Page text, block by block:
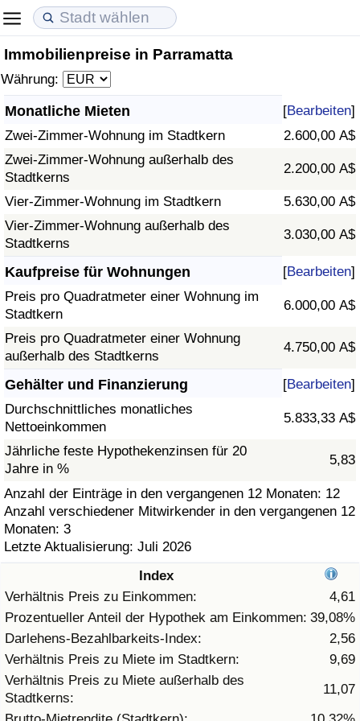
Immobilienpreise in Parramatta
Währung:
Monatliche Mieten [Bearbeiten]
Zwei-Zimmer-Wohnung im Stadtkern
2.600,00 A$
Zwei-Zimmer-Wohnung außerhalb des
Stadtkerns
2.200,00 A$
Vier-Zimmer-Wohnung im Stadtkern
5.630,00 A$
Vier-Zimmer-Wohnung außerhalb des
Stadtkerns
3.030,00 A$
Kaufpreise für Wohnungen [Bearbeiten]
Preis pro Quadratmeter einer Wohnung im
Stadtkern
6.000,00 A$
Preis pro Quadratmeter einer Wohnung
außerhalb des Stadtkerns
4.750,00 A$
Gehälter und Finanzierung [Bearbeiten]
Durchschnittliches monatliches
Nettoeinkommen
5.833,33 A$
Jährliche feste Hypothekenzinsen für 20
Jahre in %
5,83
Anzahl der Einträge in den vergangenen 12 Monaten: 12
Anzahl verschiedener Mitwirkender in den vergangenen 12
Monaten: 3
Letzte Aktualisierung: Juli 2026
Index
Verhältnis Preis zu Einkommen:
4,61
Prozentueller Anteil der Hypothek am Einkommen: 39,08%
Darlehens-Bezahlbarkeits-Index:
2,56
Verhältnis Preis zu Miete im Stadtkern:
9,69
Verhältnis Preis zu Miete außerhalb des
Stadtkerns:
11,07
Lebenshaltungskosten
Lebenshaltungskosten-Index (aktuell)
Lebenshaltungskosten-Index
Lebenshaltungskosten-Index nach Land
in Akaba
Immobilienpreise
Immobilienpreis-Index (aktuell)
Immobilienpreis-Index
Immobilienpreis-Index nach Land
Lebensqualität
Lebensqualität-Index
Lebensqualität-Index (aktuell)
Lebensqualitätsindex nach Land
Kriminalität
Kriminalitäts-Index (aktuell)
Kriminalitäts-Index
Kriminalitätsindex nach Land
Gesundheitsversorgung
Gesundheitsversorgungs-Index (aktuell)
Gesundheitsversorgungs-Index
Gesundheitsversorgungs-Index nach Land
Umweltverschmutzung
Umweltverschmutzungs-Index (aktuell)
Verschmutzungsindex
Umweltverschmutzungs-Index nach Land
Verkehr